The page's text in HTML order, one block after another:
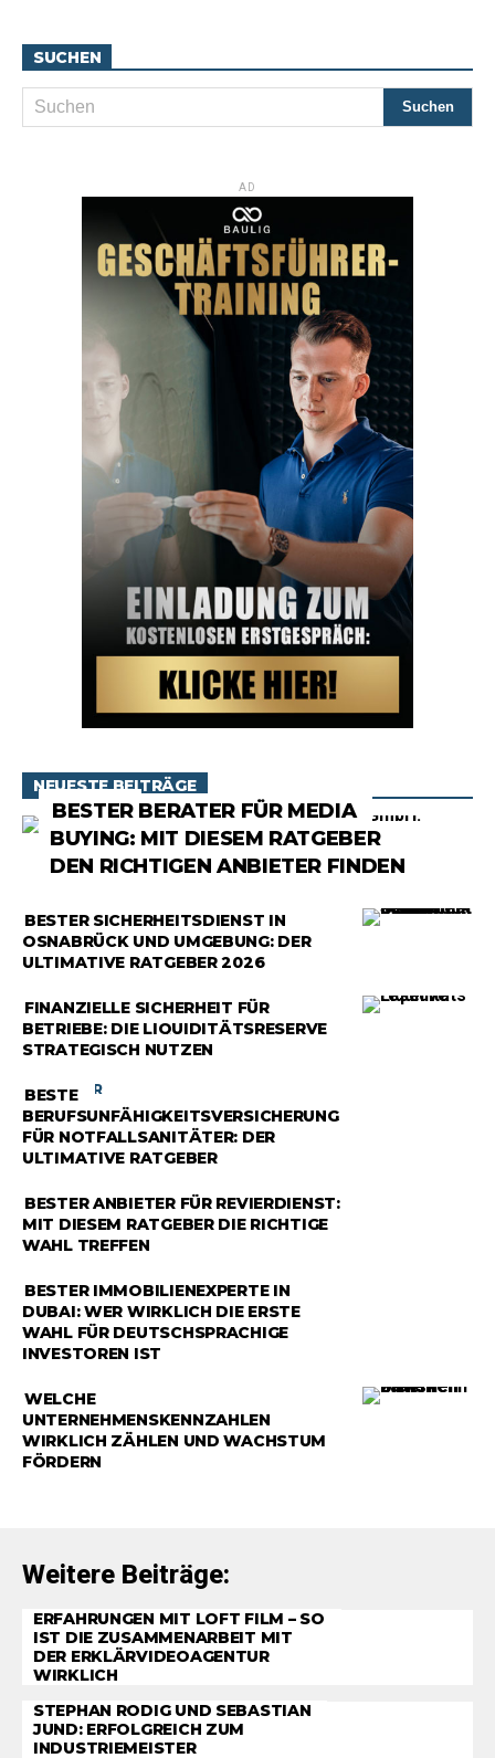
SUCHEN
AD
NEUESTE BEITRÄGE
BESTER BERATER FÜR MEDIA
BUYING: MIT DIESEM RATGEBER
DEN RICHTIGEN ANBIETER FINDEN
RATGEBER
BESTER SICHERHEITSDIENST IN
OSNABRÜCK UND UMGEBUNG: DER
ULTIMATIVE RATGEBER 2026
RATGEBER
FINANZIELLE SICHERHEIT FÜR
BETRIEBE: DIE LIQUIDITÄTSRESERVE
STRATEGISCH NUTZEN
RATGEBER
BESTE
BERUFSUNFÄHIGKEITSVERSICHERUNG
FÜR NOTFALLSANITÄTER: DER
ULTIMATIVE RATGEBER
RATGEBER
BESTER ANBIETER FÜR REVIERDIENST:
MIT DIESEM RATGEBER DIE RICHTIGE
WAHL TREFFEN
RATGEBER
BESTER IMMOBILIENEXPERTE IN
DUBAI: WER WIRKLICH DIE ERSTE
WAHL FÜR DEUTSCHSPRACHIGE
INVESTOREN IST
RATGEBER
WELCHE
UNTERNEHMENSKENNZAHLEN
WIRKLICH ZÄHLEN UND WACHSTUM
FÖRDERN
Weitere Beiträge:
ERFAHRUNGEN MIT LOFT FILM – SO
IST DIE ZUSAMMENARBEIT MIT
DER ERKLÄRVIDEOAGENTUR
WIRKLICH
STEPHAN RODIG UND SEBASTIAN
JUND: ERFOLGREICH ZUM
INDUSTRIEMEISTER